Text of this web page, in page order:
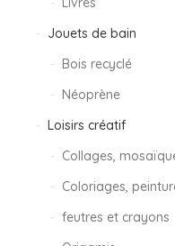
Jouets de bain
Bois recyclé
Néoprène
Loisirs créatif
Collages,
Coloriages,
feutres et crayons